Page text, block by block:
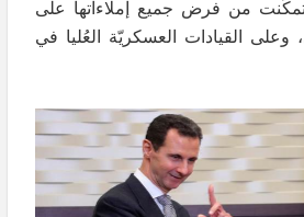
من فرض جميع إملاءاتها على
القيادات العسكريّة العُليا في